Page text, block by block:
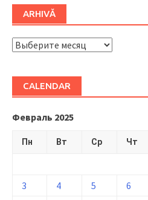
ARHIVĂ
ARHIVĂ
CALENDAR
Февраль 2025
Пн Вт Ср Чт
3
4 5 6